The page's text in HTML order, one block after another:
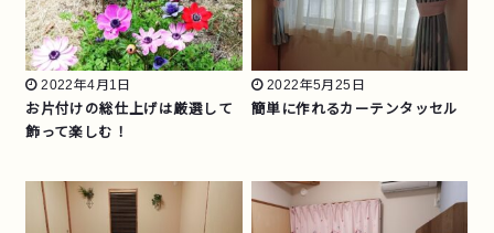
2022年4月1日
お片付けの総仕上げは厳選して
飾って楽しむ！
2022年5月25日
簡単に作れるカーテンタッセル